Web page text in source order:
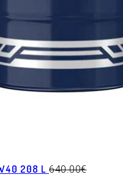
208 L 640.00€